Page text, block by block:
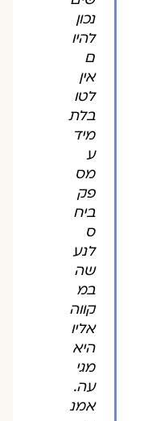
נכון
להיו
ם
אין
לטו
בלת
מיד
ע
מס
פק
ביח
ס
לנע
שה
במ
קווה
אליו
היא
מגי
עה.
אמנ